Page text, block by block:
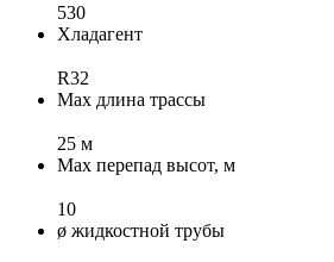
530
Хладагент
R32
Max длина трассы
25 м
Max перепад высот, м
10
ø жидкостной трубы